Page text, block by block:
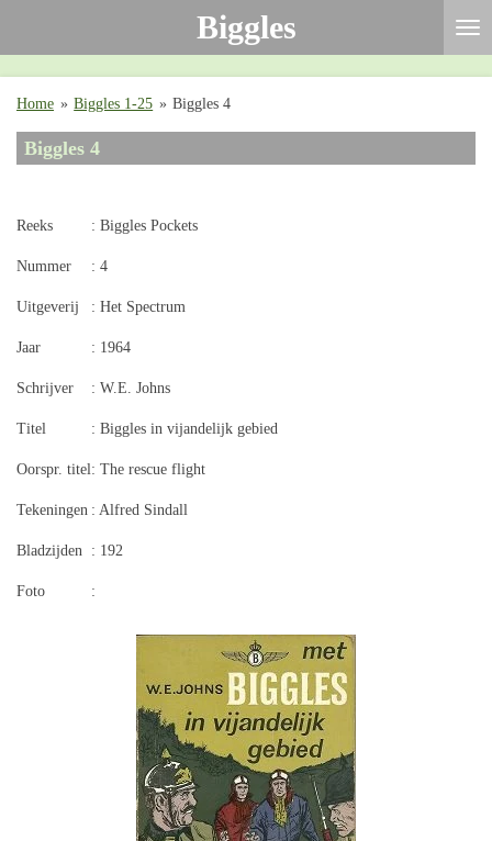
de
Biggles
Home » Biggles 1-25 » Biggles 4
Biggles 4
Reeks : Biggles Pockets
Nummer : 4
Uitgeverij : Het Spectrum
Jaar : 1964
Schrijver : W.E. Johns
Titel : Biggles in vijandelijk gebied
Oorspr. titel: The rescue flight
Tekeningen : Alfred Sindall
Bladzijden : 192
Foto :